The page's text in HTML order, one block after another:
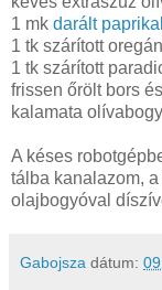
1 mk darált
1 tk szárított
1 tk szárított
frissen őrölt bors
kalamata
A késes
tálba kanalazom,
olajbogyóval
Gabojsza dátum: